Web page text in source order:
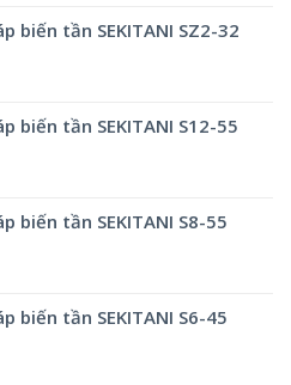
biến tần SEKITANI SZ2-32
biến tần SEKITANI S12-55
biến tần SEKITANI S8-55
biến tần SEKITANI S6-45